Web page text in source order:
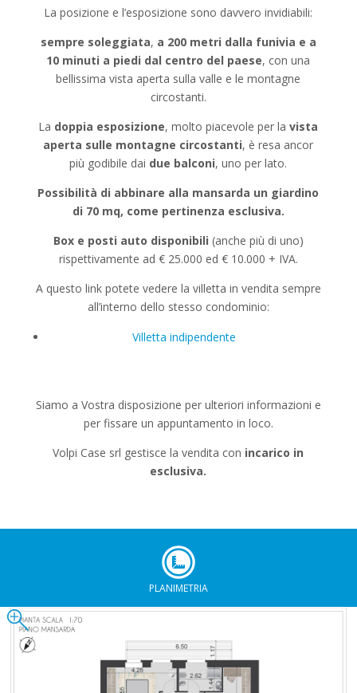
La posizione e l’esposizione sono davvero invidiabili:
sempre soleggiata, a 200 metri dalla funivia e a
10 minuti a piedi dal centro del paese, con una
bellissima vista aperta sulla valle e le montagne
circostanti.
La doppia esposizione, molto piacevole per lavista
aperta sulle montagne circostanti, è resa ancor
più godibile dai due balconi, uno per lato.
Possibilità di abbinare alla mansarda un giardino
di 70 mq, come pertinenza esclusiva.
Box e posti auto disponibili (anche più di uno)
rispettivamente ad € 25.000 ed € 10.000 + IVA.
A questo link potete vedere la villetta in vendita sempre
all’interno dello stesso condominio:
Villetta indipendente
Siamo a Vostra disposizione per ulteriori informazioni e
per fissare un appuntamento in loco.
Volpi Case srl gestisce la vendita con incarico in
esclusiva.
PLANIMETRIA